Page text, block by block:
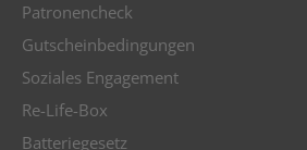
Patronencheck
Gutscheinbedingungen
Soziales Engagement
Re-Life-Box
Batteriegesetz